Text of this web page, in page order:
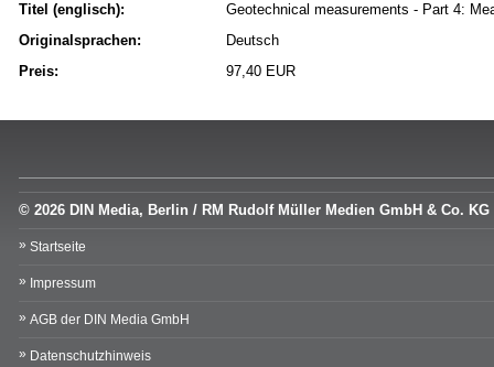
Titel (englisch):
Geotechnical measurements - Part 4:
Originalsprachen:
Deutsch
Preis:
97,40 EUR
© 2026 DIN Media, Berlin / RM Rudolf Müller Medien GmbH & Co. KG
Startseite
Impressum
AGB der DIN Media GmbH
Datenschutzhinweis